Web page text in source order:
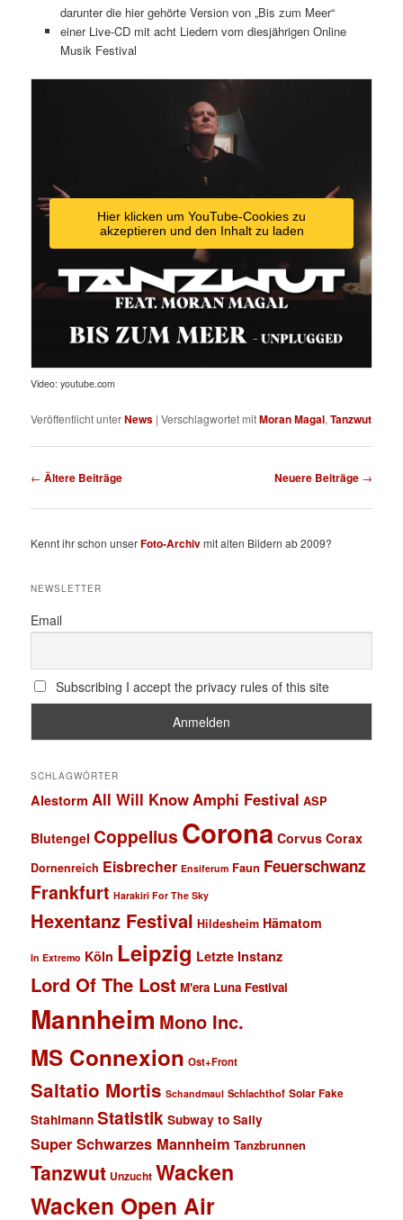
darunter die hier gehörte Version von „Bis zum Meer“
einer Live-CD mit acht Liedern vom diesjährigen Online
Musik Festival
Hier klicken um YouTube-Cookies zu
akzeptieren und den Inhalt zu laden
Video: youtube.com
Veröffentlicht unterNews |Verschlagwortet mitMoran Magal,Tanzwut
Beitragsnavigation
← Ältere Beiträge Neuere Beiträge →
Kennt ihr schon unserFoto-Archivmit alten Bildern ab 2009?
NEWSLETTER
Email
Subscribing I accept the privacy rules of this site
SCHLAGWÖRTER
Alestorm All Will KnowAmphi Festival ASP
Blutengel Coppelius Corona Corvus Corax
Dornenreich Eisbrecher Ensiferum Faun Feuerschwanz
Frankfurt Harakiri For The Sky
Hexentanz Festival Hildesheim Hämatom
In Extremo Köln Leipzig Letzte Instanz
Lord Of The Lost M'era Luna Festival
Mannheim Mono Inc.
MS Connexion Ost+Front
Saltatio Mortis Schandmaul Schlachthof Solar Fake
Stahlmann Statistik Subway to Sally
Super Schwarzes Mannheim Tanzbrunnen
Tanzwut Unzucht Wacken
Wacken Open Air